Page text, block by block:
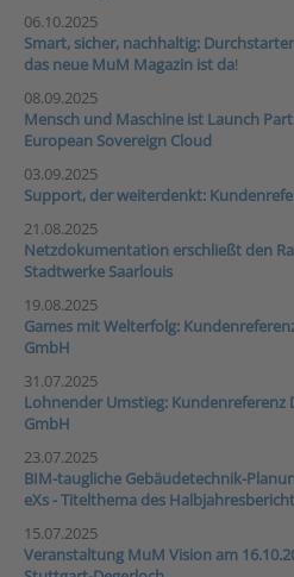
06.10.2025
Smart, sicher, nachhaltig:
das neue MuM Magazin ist da!
08.09.2025
Mensch und Maschine ist Launch
European Sovereign Cloud
03.09.2025
Support, der weiterdenkt:
21.08.2025
Netzdokumentation erschließt den
Stadtwerke Saarlouis
19.08.2025
Games mit Welterfolg:
GmbH
31.07.2025
Lohnender Umstieg: Kundenreferenz
GmbH
23.07.2025
BIM-taugliche Gebäudetechnik-
eXs - Titelthema des
15.07.2025
Veranstaltung MuM Vision am